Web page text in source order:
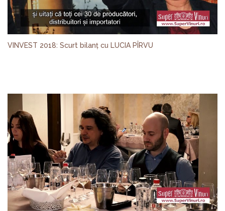
VINVEST 2018: Scurt bilanț cu LUCIA PÎRVU